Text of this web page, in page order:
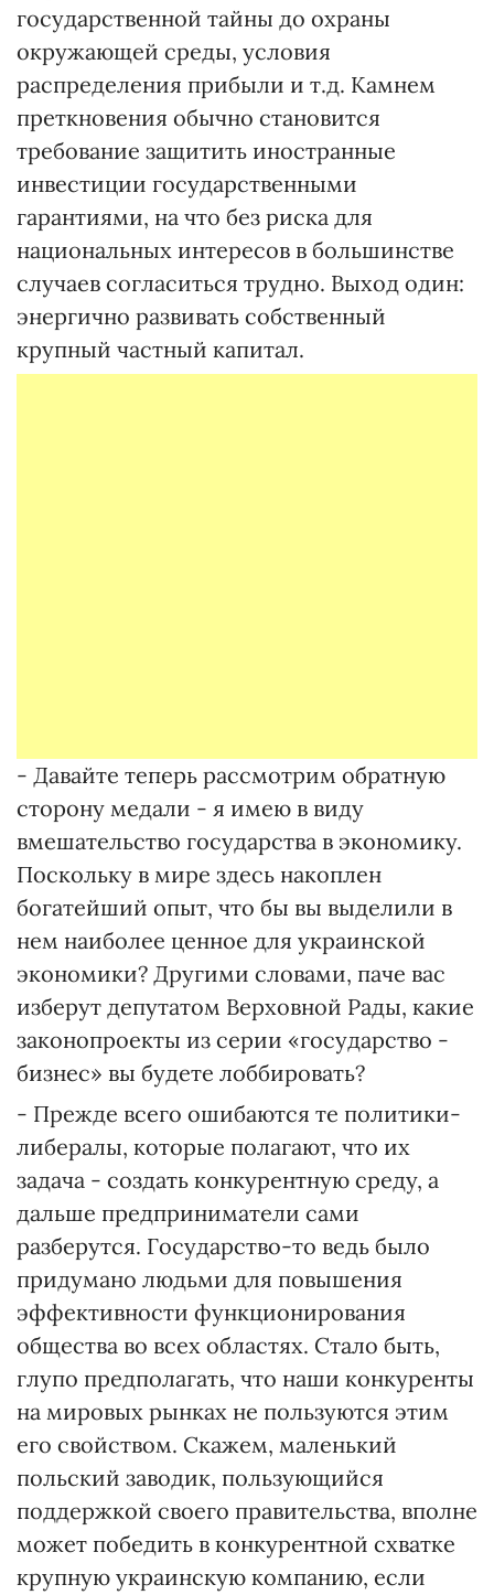
государственной тайны до охраны
окружающей среды, условия
распределения прибыли и т.д. Камнем
преткновения обычно становится
требование защитить иностранные
инвестиции государственными
гарантиями, на что без риска для
национальных интересов в большинстве
случаев согласиться трудно. Выход один:
энергично развивать собственный
крупный частный капитал.
- Давайте теперь рассмотрим обратную
сторону медали - я имею в виду
вмешательство государства в экономику.
Поскольку в мире здесь накоплен
богатейший опыт, что бы вы выделили в
нем наиболее ценное для украинской
экономики? Другими словами, паче вас
изберут депутатом Верховной Рады, какие
законопроекты из серии «государство -
бизнес» вы будете лоббировать?
- Прежде всего ошибаются те политики-
либералы, которые полагают, что их
задача - создать конкурентную среду, а
дальше предприниматели сами
разберутся. Государство-то ведь было
придумано людьми для повышения
эффективности функционирования
общества во всех областях. Стало быть,
глупо предполагать, что наши конкуренты
на мировых рынках не пользуются этим
его свойством. Скажем, маленький
польский заводик, пользующийся
поддержкой своего правительства, вполне
может победить в конкурентной схватке
крупную украинскую компанию, если